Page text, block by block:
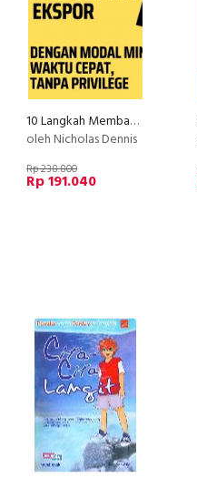
10 Langkah Membangun Perusahaan Ekspor!
oleh Nicholas Dennis
Rp 238.800
Rp 191.040